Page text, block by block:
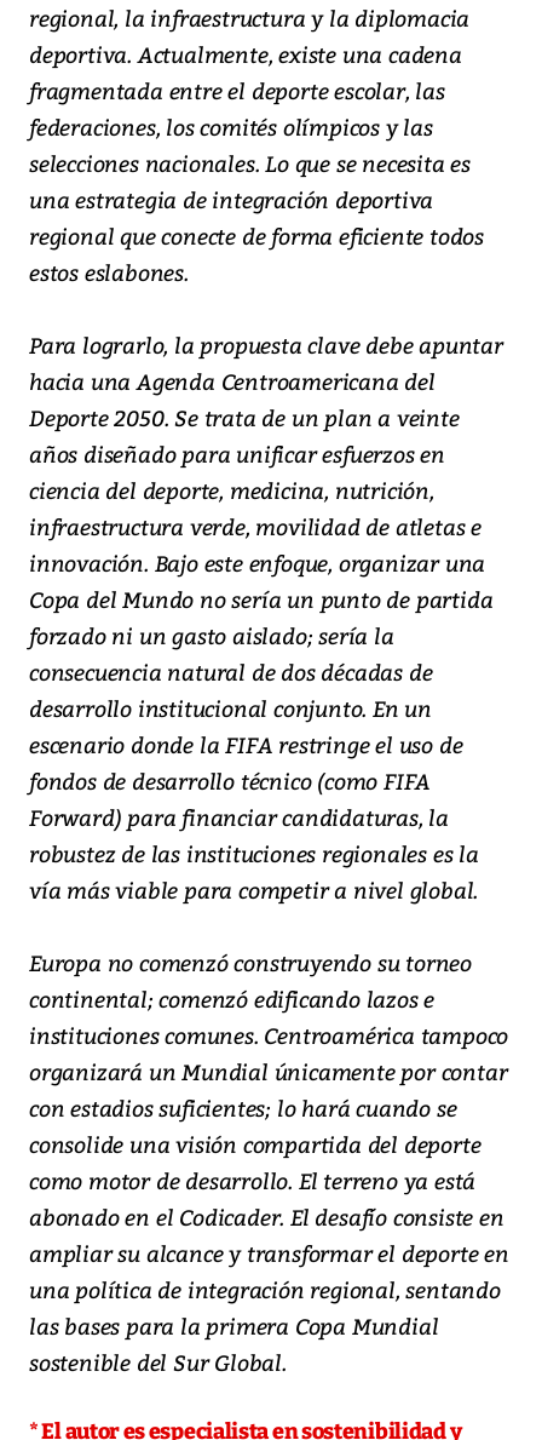
regional, la infraestructura y la diplomacia
deportiva. Actualmente, existe una cadena
fragmentada entre el deporte escolar, las
federaciones, los comités olímpicos y las
selecciones nacionales. Lo que se necesita es
una estrategia de integración deportiva
regional que conecte de forma eficiente todos
estos eslabones.
Para lograrlo, la propuesta clave debe apuntar
hacia una Agenda Centroamericana del
Deporte 2050. Se trata de un plan a veinte
años diseñado para unificar esfuerzos en
ciencia del deporte, medicina, nutrición,
infraestructura verde, movilidad de atletas e
innovación. Bajo este enfoque, organizar una
Copa del Mundo no sería un punto de partida
forzado ni un gasto aislado; sería la
consecuencia natural de dos décadas de
desarrollo institucional conjunto. En un
escenario donde la FIFA restringe el uso de
fondos de desarrollo técnico (como FIFA
Forward) para financiar candidaturas, la
robustez de las instituciones regionales es la
vía más viable para competir a nivel global.
Europa no comenzó construyendo su torneo
continental; comenzó edificando lazos e
instituciones comunes. Centroamérica tampoco
organizará un Mundial únicamente por contar
con estadios suficientes; lo hará cuando se
consolide una visión compartida del deporte
como motor de desarrollo. El terreno ya está
abonado en el Codicader. El desafío consiste en
ampliar su alcance y transformar el deporte en
una política de integración regional, sentando
las bases para la primera Copa Mundial
sostenible del Sur Global.
* El autor es especialista en sostenibilidad y